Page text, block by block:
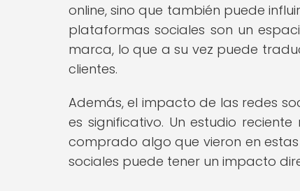
online, sino que también puede
plataformas sociales son un
marca, lo que a su vez puede
clientes.
Además, el impacto de las redes
es significativo. Un estudio
comprado algo que vieron en
sociales puede tener un impacto